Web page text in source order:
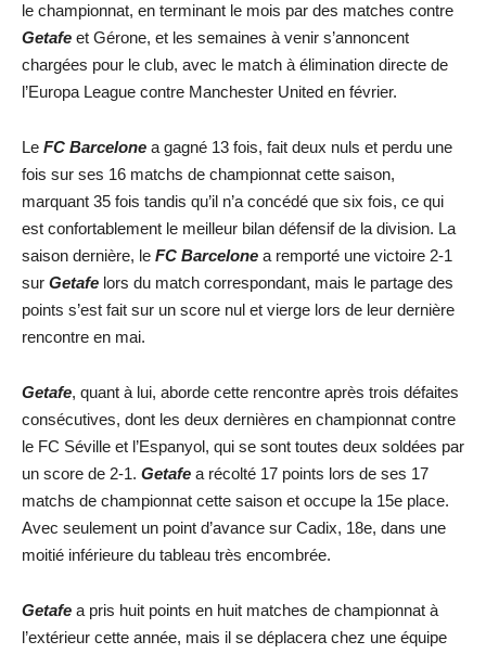
le championnat, en terminant le mois par des matches contre
Getafe et Gérone, et les semaines à venir s’annoncent
chargées pour le club, avec le match à élimination directe de
l’Europa League contre Manchester United en février.
Le FC Barcelone a gagné 13 fois, fait deux nuls et perdu une
fois sur ses 16 matchs de championnat cette saison,
marquant 35 fois tandis qu’il n’a concédé que six fois, ce qui
est confortablement le meilleur bilan défensif de la division. La
saison dernière, le FC Barcelone a remporté une victoire 2-1
sur Getafe lors du match correspondant, mais le partage des
points s’est fait sur un score nul et vierge lors de leur dernière
rencontre en mai.
Getafe, quant à lui, aborde cette rencontre après trois défaites
consécutives, dont les deux dernières en championnat contre
le FC Séville et l’Espanyol, qui se sont toutes deux soldées par
un score de 2-1. Getafe a récolté 17 points lors de ses 17
matchs de championnat cette saison et occupe la 15e place.
Avec seulement un point d’avance sur Cadix, 18e, dans une
moitié inférieure du tableau très encombrée.
Getafe a pris huit points en huit matches de championnat à
l’extérieur cette année, mais il se déplacera chez une équipe